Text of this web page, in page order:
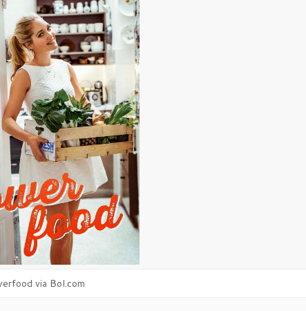
via Bol.com